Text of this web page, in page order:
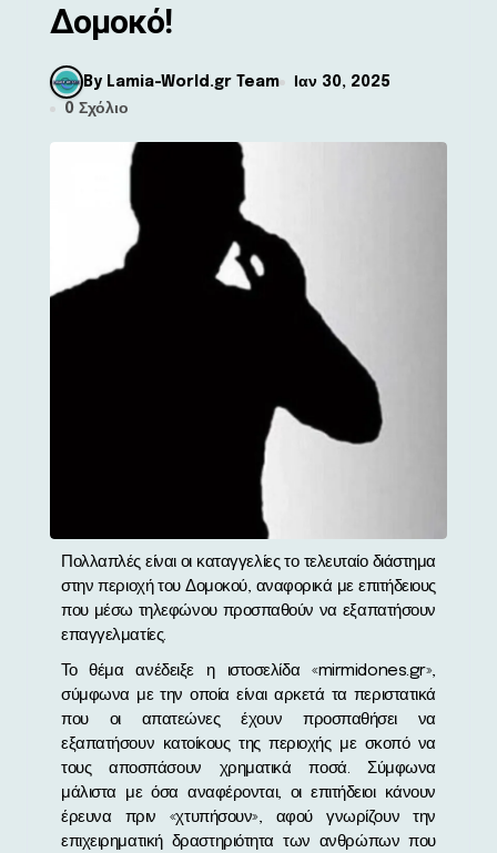
Δομοκό!
By Lamia-World.gr Team
Ιαν 30, 2025
0 Σχόλιο
Πολλαπλές είναι οι καταγγελίες το τελευταίο διάστημα
στην περιοχή του Δομοκού, αναφορικά με επιτήδειους
που μέσω τηλεφώνου προσπαθούν να εξαπατήσουν
επαγγελματίες.
Το θέμα ανέδειξε η ιστοσελίδα «mirmidones.gr»,
σύμφωνα με την οποία είναι αρκετά τα περιστατικά
που οι απατεώνες έχουν προσπαθήσει να
εξαπατήσουν κατοίκους της περιοχής με σκοπό να
τους αποσπάσουν χρηματικά ποσά. Σύμφωνα
μάλιστα με όσα αναφέρονται, οι επιτήδειοι κάνουν
έρευνα πριν «χτυπήσουν», αφού γνωρίζουν την
επιχειρηματική δραστηριότητα των ανθρώπων που